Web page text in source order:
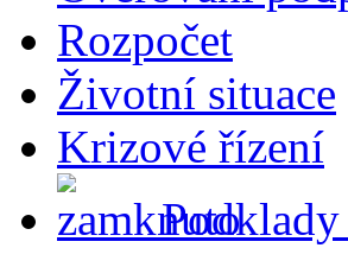
Rozpočet
Životní situace
Krizové řízení
Podklady